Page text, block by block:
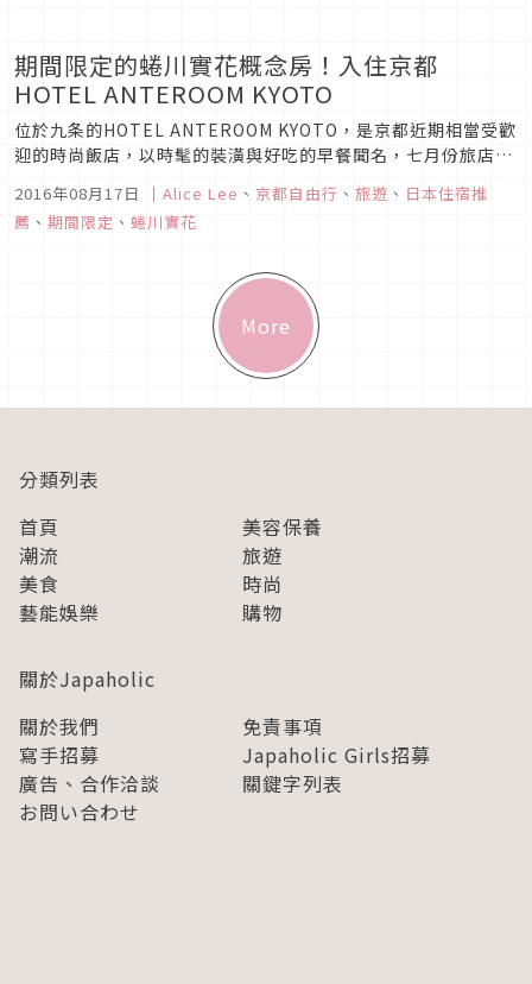
期間限定的蜷川實花概念房！入住京都
HOTEL ANTEROOM KYOTO
位於九条的HOTEL ANTEROOM KYOTO，是京都近期相當受歡
迎的時尚飯店，以時髦的裝潢與好吃的早餐聞名，七月份旅店新
間，概念房間內除了室內設計由藝術家操刀，房間內還真實的展
出了這些藝術家的作品。
2016年08月17日 ｜ Alice Lee 、 京都自由行 、 旅遊 、 日本住宿推
薦 、 期間限定 、 蜷川實花
More
分類列表
首頁
美容保養
潮流
旅遊
美食
時尚
藝能娛樂
購物
關於Japaholic
關於我們
免責事項
寫手招募
Japaholic Girls招募
廣告、合作洽談
關鍵字列表
お問い合わせ